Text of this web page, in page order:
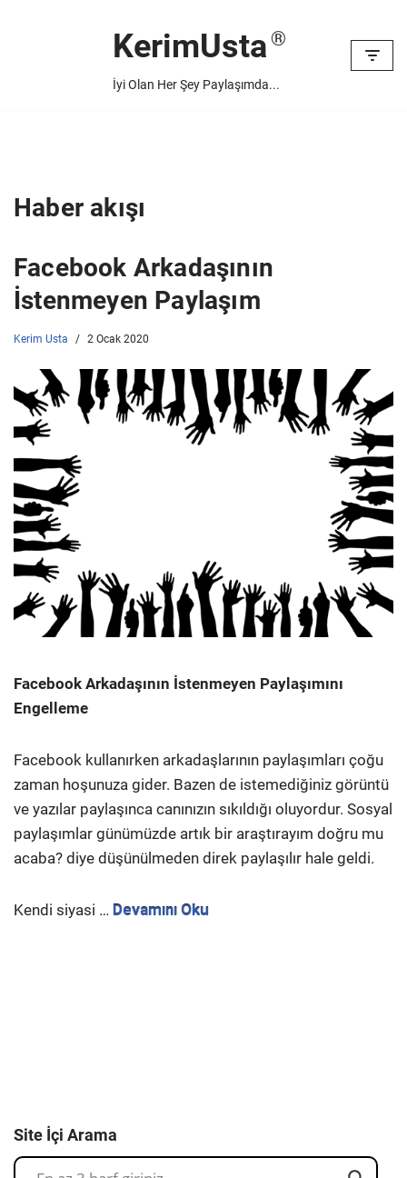
KerimUsta
İyi Olan Her Şey Paylaşımda...
Haber akışı
Facebook Arkadaşının
İstenmeyen Paylaşım
Kerim Usta 2 Ocak 2020
Facebook Arkadaşının İstenmeyen Paylaşımını
Engelleme
Facebook kullanırken arkadaşlarının paylaşımları çoğu
zaman hoşunuza gider. Bazen de istemediğiniz görüntü
ve yazılar paylaşınca canınızın sıkıldığı oluyordur. Sosyal
paylaşımlar günümüzde artık bir araştırayım doğru mu
acaba? diye düşünülmeden direk paylaşılır hale geldi.
Kendi siyasi … Devamını Oku
Site İçi Arama